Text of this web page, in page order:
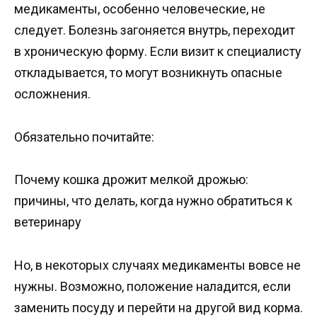
медикаменты, особенно человеческие, не
следует. Болезнь загоняется внутрь, переходит
в хроническую форму. Если визит к специалисту
откладывается, то могут возникнуть опасные
осложнения.
Обязательно почитайте:
Почему кошка дрожит мелкой дрожью:
причины, что делать, когда нужно обратиться к
ветеринару
Но, в некоторых случаях медикаменты вовсе не
нужны. Возможно, положение наладится, если
заменить посуду и перейти на другой вид корма.